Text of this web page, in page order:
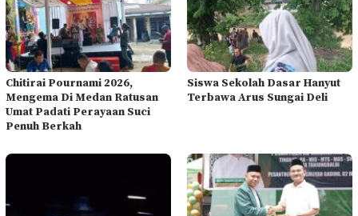
Chitirai Pournami 2026,
Mengema Di Medan Ratusan
Umat Padati Perayaan Suci
Penuh Berkah
Siswa Sekolah Dasar Hanyut
Terbawa Arus Sungai Deli